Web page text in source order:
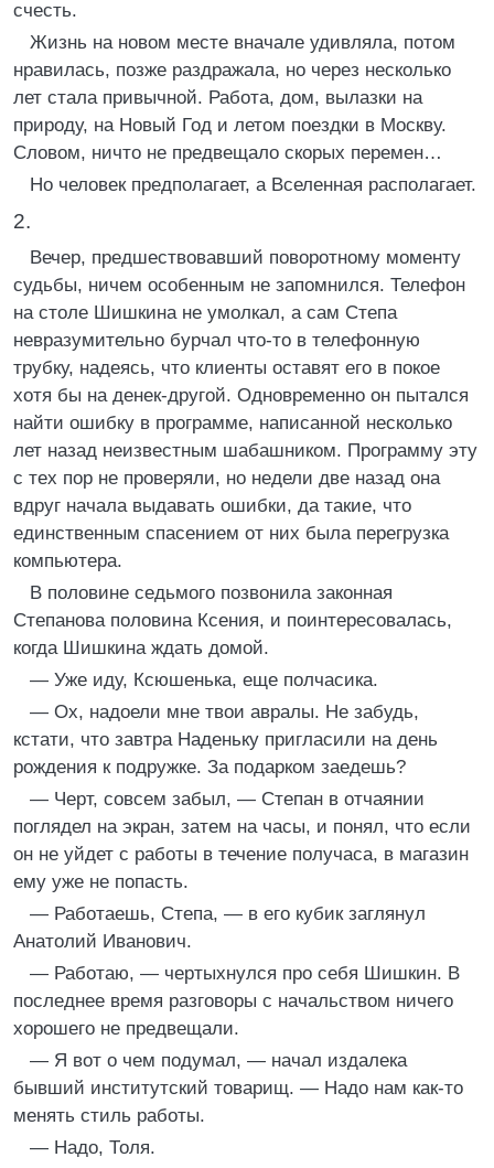
счесть.
Жизнь на новом месте вначале удивляла, потом
нравилась, позже раздражала, но через несколько
лет стала привычной. Работа, дом, вылазки на
природу, на Новый Год и летом поездки в Москву.
Словом, ничто не предвещало скорых перемен…
Но человек предполагает, а Вселенная располагает.
2.
Вечер, предшествовавший поворотному моменту
судьбы, ничем особенным не запомнился. Телефон
на столе Шишкина не умолкал, а сам Степа
невразумительно бурчал что-то в телефонную
трубку, надеясь, что клиенты оставят его в покое
хотя бы на денек-другой. Одновременно он пытался
найти ошибку в программе, написанной несколько
лет назад неизвестным шабашником. Программу эту
с тех пор не проверяли, но недели две назад она
вдруг начала выдавать ошибки, да такие, что
единственным спасением от них была перегрузка
компьютера.
В половине седьмого позвонила законная
Степанова половина Ксения, и поинтересовалась,
когда Шишкина ждать домой.
— Уже иду, Ксюшенька, еще полчасика.
— Ох, надоели мне твои авралы. Не забудь,
кстати, что завтра Наденьку пригласили на день
рождения к подружке. За подарком заедешь?
— Черт, совсем забыл, — Степан в отчаянии
поглядел на экран, затем на часы, и понял, что если
он не уйдет с работы в течение получаса, в магазин
ему уже не попасть.
— Работаешь, Степа, — в его кубик заглянул
Анатолий Иванович.
— Работаю, — чертыхнулся про себя Шишкин. В
последнее время разговоры с начальством ничего
хорошего не предвещали.
— Я вот о чем подумал, — начал издалека
бывший институтский товарищ. — Надо нам как-то
менять стиль работы.
— Надо, Толя.